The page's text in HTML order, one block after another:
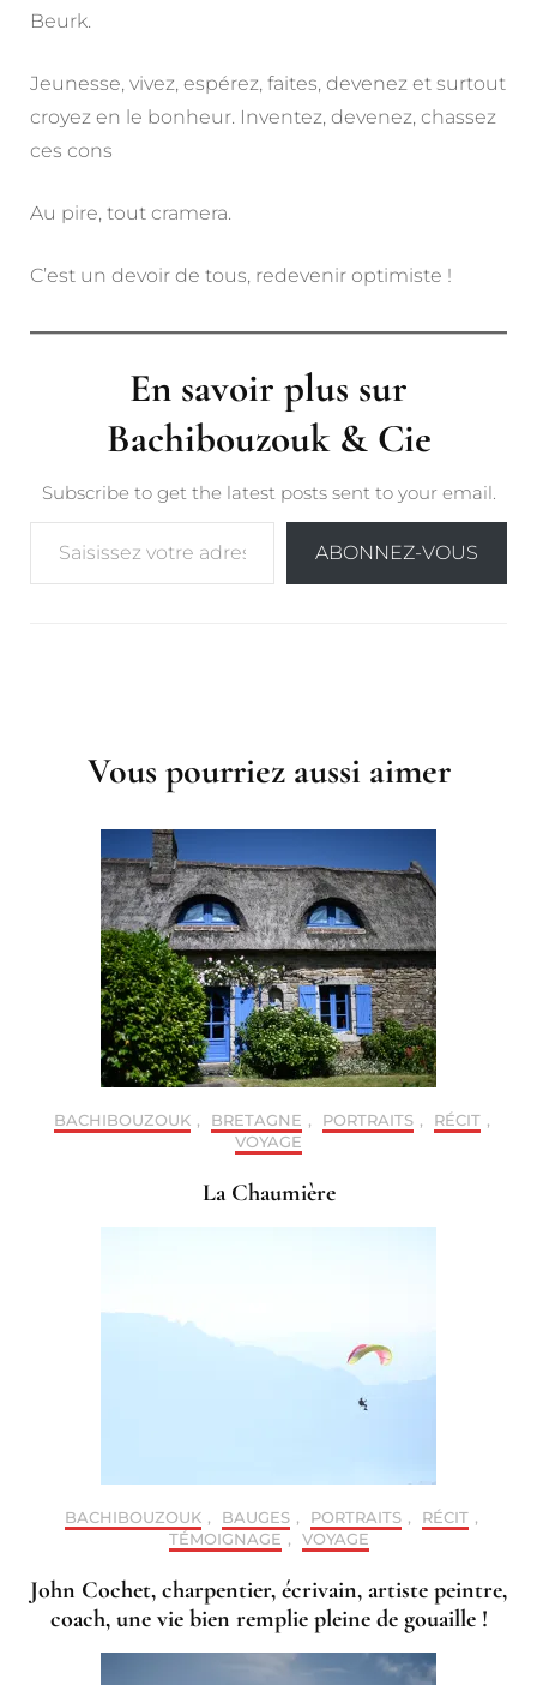
Beurk.
Jeunesse, vivez, espérez, faites, devenez et surtout
croyez en le bonheur. Inventez, devenez, chassez
ces cons
Au pire, tout cramera.
C’est un devoir de tous, redevenir optimiste !
En savoir plus sur
Bachibouzouk & Cie
Subscribe to get the latest posts sent to your email.
Saisissez votre adresse e-mail…
ABONNEZ-VOUS
Vous pourriez aussi aimer
BACHIBOUZOUK , BRETAGNE , PORTRAITS , RÉCIT ,
VOYAGE
La Chaumière
BACHIBOUZOUK , BAUGES , PORTRAITS , RÉCIT ,
TÉMOIGNAGE , VOYAGE
John Cochet, charpentier, écrivain, artiste peintre,
coach, une vie bien remplie pleine de gouaille !